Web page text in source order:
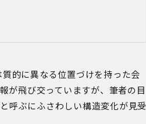
質的に異なる位置づけを持った会
が飛び交っていますが、筆者の目
呼ぶにふさわしい構造変化が見受